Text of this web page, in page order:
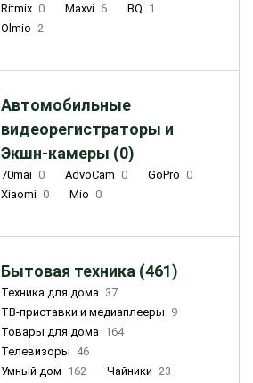
Ritmix 0 Maxvi 6 BQ 1
Olmio 2
Автомобильные
видеорегистраторы и
Экшн-камеры (0)
70mai 0 AdvoCam 0 GoPro 0
Xiaomi 0 Mio 0
Бытовая техника (461)
Техника для дома 37
ТВ-приставки и медиаплееры 9
Товары для дома 164
Телевизоры 46
Умный дом 162 Чайники 23